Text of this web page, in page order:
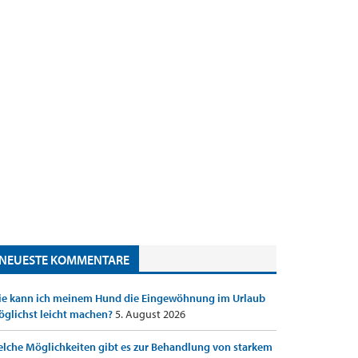
NEUESTE KOMMENTARE
kann ich meinem Hund die Eingewöhnung im Urlaub
leicht machen?5. August 2026
Möglichkeiten gibt es zur Behandlung von starkem